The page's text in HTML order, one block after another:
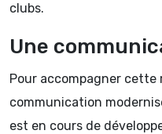
clubs.
Une
Pour accompagner cette
communication
est en cours de